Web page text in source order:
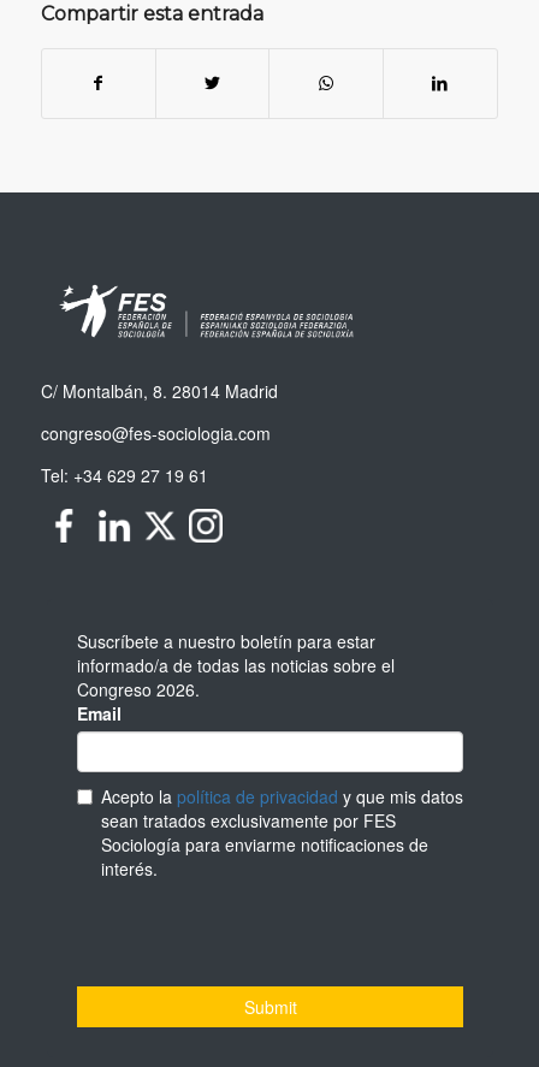
Compartir esta entrada
C/ Montalbán, 8. 28014 Madrid
congreso@fes-sociologia.com
Tel: +34 629 27 19 61